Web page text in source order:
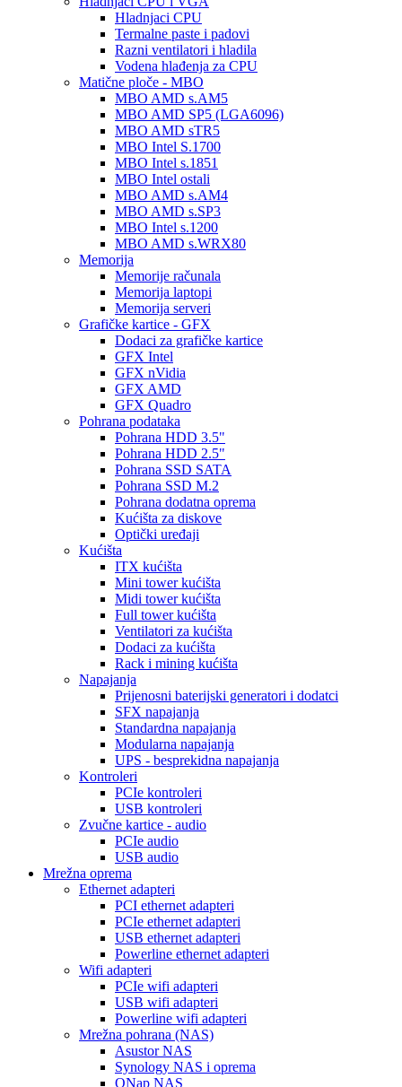
Hladnjaci CPU
Termalne paste i padovi
Razni ventilatori i hladila
Vodena hlađenja za CPU
Matične ploče - MBO
MBO AMD s.AM5
MBO AMD SP5 (LGA6096)
MBO AMD sTR5
MBO Intel S.1700
MBO Intel s.1851
MBO Intel ostali
MBO AMD s.AM4
MBO AMD s.SP3
MBO Intel s.1200
MBO AMD s.WRX80
Memorija
Memorije računala
Memorija laptopi
Memorija serveri
Grafičke kartice - GFX
Dodaci za grafičke kartice
GFX Intel
GFX nVidia
GFX AMD
GFX Quadro
Pohrana podataka
Pohrana HDD 3.5"
Pohrana HDD 2.5"
Pohrana SSD SATA
Pohrana SSD M.2
Pohrana dodatna oprema
Kućišta za diskove
Optički uređaji
Kućišta
ITX kućišta
Mini tower kućišta
Midi tower kućišta
Full tower kućišta
Ventilatori za kućišta
Dodaci za kućišta
Rack i mining kućišta
Napajanja
Prijenosni baterijski generatori i dodatci
SFX napajanja
Standardna napajanja
Modularna napajanja
UPS - besprekidna napajanja
Kontroleri
PCIe kontroleri
USB kontroleri
Zvučne kartice - audio
PCIe audio
USB audio
Mrežna oprema
Ethernet adapteri
PCI ethernet adapteri
PCIe ethernet adapteri
USB ethernet adapteri
Powerline ethernet adapteri
Wifi adapteri
PCIe wifi adapteri
USB wifi adapteri
Powerline wifi adapteri
Mrežna pohrana (NAS)
Asustor NAS
Synology NAS i oprema
QNap NAS